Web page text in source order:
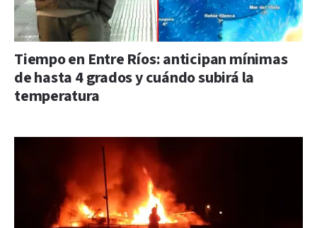
Tiempo en Entre Ríos: anticipan mínimas
de hasta 4 grados y cuándo subirá la
temperatura